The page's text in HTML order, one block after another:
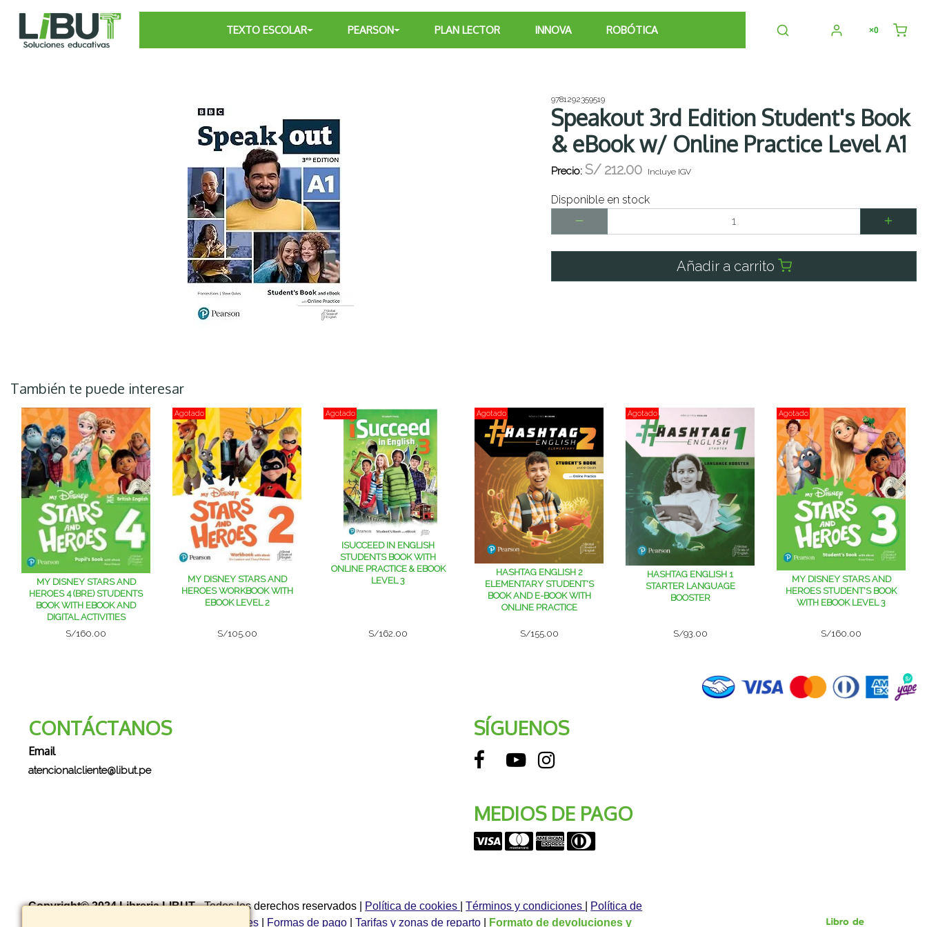
×0
TEXTO ESCOLAR PEARSON PLAN LECTOR INNOVA ROBÓTICA
9781292359519
Speakout 3rd Edition Student's Book
& eBook w/ Online Practice Level A1
Precio: S/ 212.00 Incluye IGV
Disponible en stock
Añadir a carrito
También te puede interesar
MY DISNEY STARS AND
HEROES 4 (BRE) STUDENTS
BOOK WITH EBOOK AND
DIGITAL ACTIVITIES
S/160.00
Agotado
MY DISNEY STARS AND
HEROES WORKBOOK WITH
EBOOK LEVEL 2
S/105.00
Agotado
ISUCCEED IN ENGLISH
STUDENTS BOOK WITH
ONLINE PRACTICE & EBOOK
LEVEL 3
S/162.00
Agotado
HASHTAG ENGLISH 2
ELEMENTARY STUDENT'S
BOOK AND E-BOOK WITH
ONLINE PRACTICE
S/155.00
Agotado
HASHTAG ENGLISH 1
STARTER LANGUAGE
BOOSTER
S/93.00
Agotado
MY DISNEY STARS AND
HEROES STUDENT'S BOOK
WITH EBOOK LEVEL 3
S/160.00
CONTÁCTANOS
Email
atencionalcliente@libut.pe
SÍGUENOS
MEDIOS DE PAGO
Copyright© 2024 Libreria LIBUT- Todos los derechos reservados Política de cookies |Términos y condiciones
Política de
Política de garantía y devoluciones Formas de pago |Tarifas y zonas de reparto Formato de devoluciones y